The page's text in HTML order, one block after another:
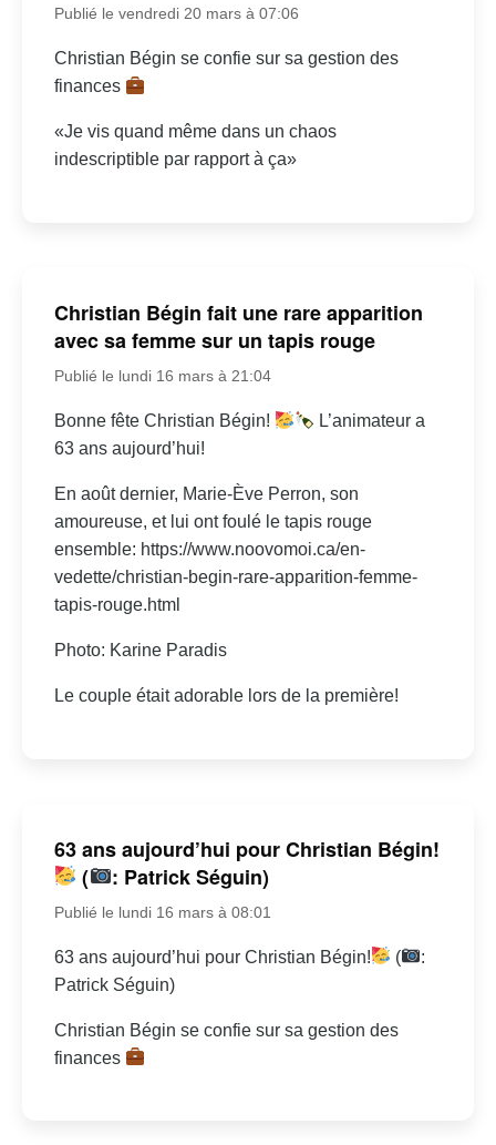
Publié le vendredi 20 mars à 07:06
Christian Bégin se confie sur sa gestion des
finances
«Je vis quand même dans un chaos
indescriptible par rapport à ça»
Christian Bégin fait une rare apparition
avec sa femme sur un tapis rouge
Publié le lundi 16 mars à 21:04
Bonne fête Christian Bégin!
L’animateur a
63 ans aujourd’hui!
En août dernier, Marie-Ève Perron, son
amoureuse, et lui ont foulé le tapis rouge
ensemble: https://www.noovomoi.ca/en-
vedette/christian-begin-rare-apparition-femme-
tapis-rouge.html
Photo: Karine Paradis
Le couple était adorable lors de la première!
63 ans aujourd’hui pour Christian Bégin!
(
: Patrick Séguin)
Publié le lundi 16 mars à 08:01
63 ans aujourd’hui pour Christian Bégin! (
:
Patrick Séguin)
Christian Bégin se confie sur sa gestion des
finances